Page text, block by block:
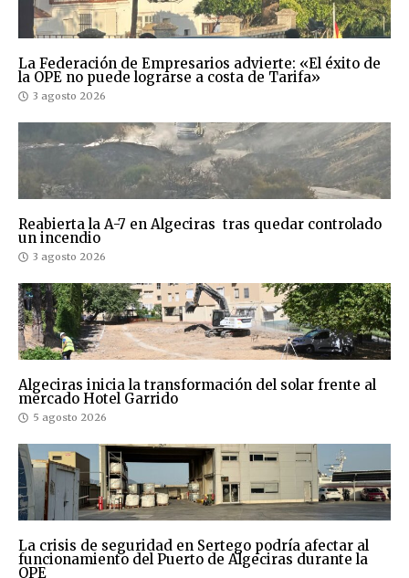
La Federación de Empresarios advierte: «El éxito de
la OPE no puede lograrse a costa de Tarifa»
3 agosto 2026
Reabierta la A-7 en Algeciras tras quedar controlado
un incendio
3 agosto 2026
Algeciras inicia la transformación del solar frente al
mercado Hotel Garrido
5 agosto 2026
La crisis de seguridad en Sertego podría afectar al
funcionamiento del Puerto de Algeciras durante la
OPE